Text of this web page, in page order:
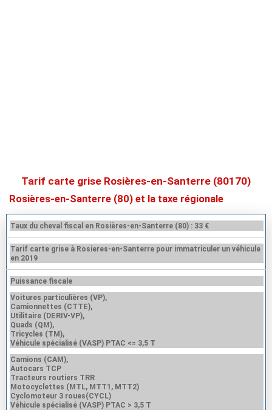
Tarif carte grise Rosières-en-Santerre (80170)
Rosières-en-Santerre (80) et la taxe régionale
Taux du cheval fiscal en Rosières-en-Santerre (80) : 33 €
Tarif carte grise à Rosieres-en-Santerre pour immatriculer un véhicule
en 2019
Puissance fiscale
Voitures particulières (VP),
Camionnettes (CTTE),
Utilitaire (DERIV-VP),
Quads (QM),
Tricycles (TM),
Véhicule spécialisé (VASP) PTAC <= 3,5 T
Camions (CAM),
Autocars TCP
Tracteurs routiers TRR
Motocyclettes (MTL, MTT1, MTT2)
Cyclomoteur 3 roues(CYCL)
Véhicule spécialisé (VASP) PTAC > 3,5 T